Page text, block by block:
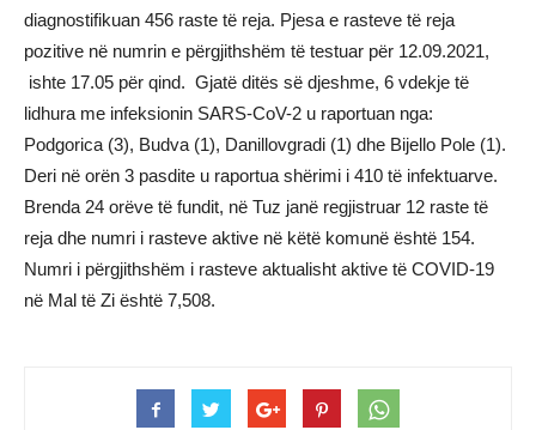
diagnostifikuan 456 raste të reja. Pjesa e rasteve të reja
pozitive në numrin e përgjithshëm të testuar për 12.09.2021,
ishte 17.05 për qind. Gjatë ditës së djeshme, 6 vdekje të
lidhura me infeksionin SARS-CoV-2 u raportuan nga:
Podgorica (3), Budva (1), Danillovgradi (1) dhe Bijello Pole (1).
Deri në orën 3 pasdite u raportua shërimi i 410 të infektuarve.
Brenda 24 orëve të fundit, në Tuz janë regjistruar 12 raste të
reja dhe numri i rasteve aktive në këtë komunë është 154.
Numri i përgjithshëm i rasteve aktualisht aktive të COVID-19
në Mal të Zi është 7,508.